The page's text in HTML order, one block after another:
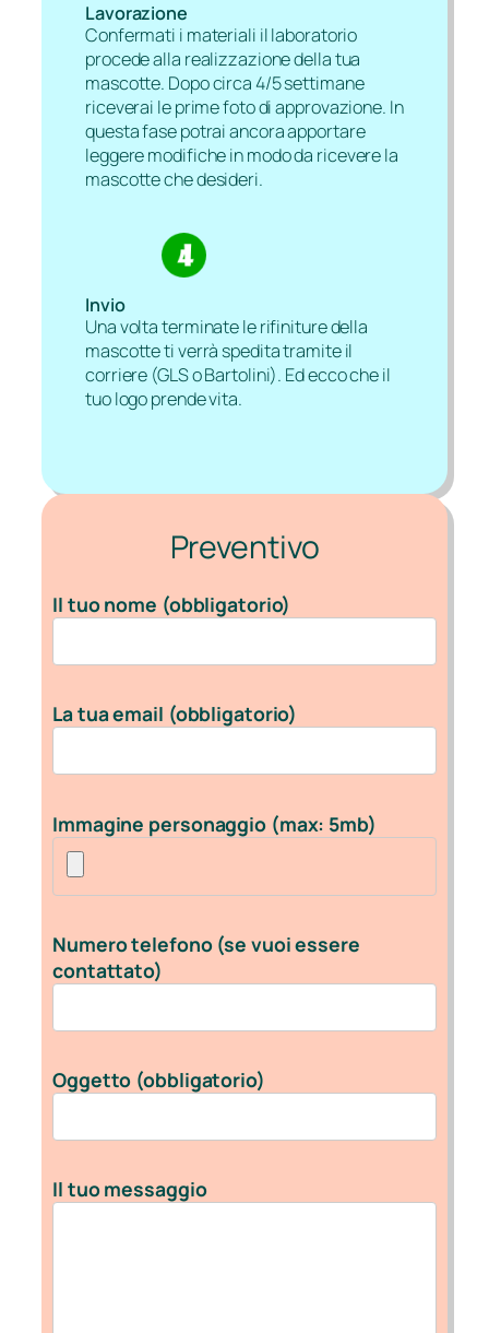
Lavorazione
Confermati i materiali il laboratorio
procede alla realizzazione della tua
mascotte. Dopo circa 4/5 settimane
riceverai le prime foto di approvazione. In
questa fase potrai ancora apportare
leggere modifiche in modo da ricevere la
mascotte che desideri.
Invio
Una volta terminate le rifiniture della
mascotte ti verrà spedita tramite il
corriere (GLS o Bartolini). Ed ecco che il
tuo logo prende vita.
Preventivo
Il tuo nome (obbligatorio)
La tua email (obbligatorio)
Immagine personaggio (max: 5mb)
Numero telefono (se vuoi essere
contattato)
Oggetto (obbligatorio)
Il tuo messaggio